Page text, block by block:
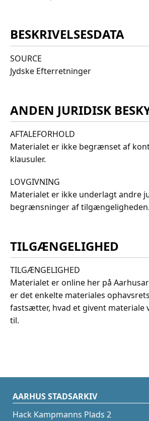
BESKRIVELSESDATA
SOURCE
Jydske Efterretninger
ANDEN JURIDISK
AFTALEFORHOLD
Materialet er ikke begrænset af
klausuler.
LOVGIVNING
Materialet er ikke underlagt andre
begrænsninger af tilgængeligheden.
TILGÆNGELIGHED
TILGÆNGELIGHED
Materialet er online her på
er det enkelte materiales
fastsætter, hvad et givent materiale
til.
AARHUS STADSARKIV
Hack Kampmanns Plads 2